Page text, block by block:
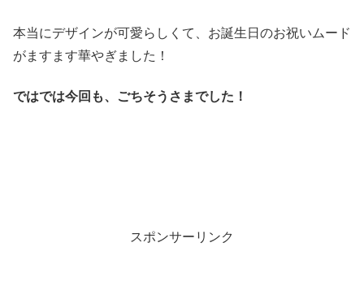
本当にデザインが可愛らしくて、お誕生日のお祝いムード
がますます華やぎました！
ではでは今回も、ごちそうさまでした！
スポンサーリンク